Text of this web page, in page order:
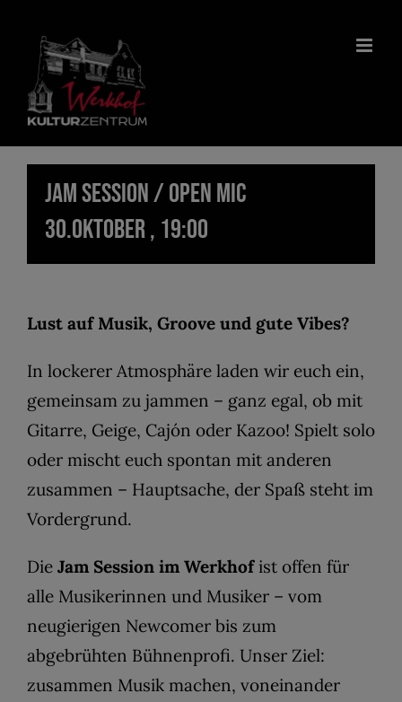
Inhalt
springen
Jam Session / Open Mic
30.Oktober , 19:00
Lust auf Musik, Groove und gute Vibes?
In lockerer Atmosphäre laden wir euch ein,
gemeinsam zu jammen – ganz egal, ob mit
Gitarre, Geige, Cajón oder Kazoo! Spielt solo
oder mischt euch spontan mit anderen
zusammen – Hauptsache, der Spaß steht im
Vordergrund.
Die Jam Session im Werkhofist offen für
alle Musikerinnen und Musiker – vom
neugierigen Newcomer bis zum
abgebrühten Bühnenprofi. Unser Ziel:
zusammen Musik machen, voneinander